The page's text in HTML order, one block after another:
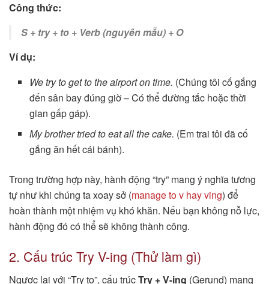
Công thức:
S + try + to + Verb (nguyên mẫu) + O
Ví dụ:
We try to get to the airport on time. (Chúng tôi cố gắng
đến sân bay đúng giờ – Có thể đường tắc hoặc thời
gian gấp gáp).
My brother tried to eat all the cake. (Em trai tôi đã cố
gắng ăn hết cái bánh).
Trong trường hợp này, hành động “try” mang ý nghĩa tương
tự như khi chúng ta xoay sở (manage to v hay ving) để
hoàn thành một nhiệm vụ khó khăn. Nếu bạn không nỗ lực,
hành động đó có thể sẽ không thành công.
2. Cấu trúc Try V-ing (Thử làm gì)
Ngược lại với “Try to”, cấu trúcTry + V-ing (Gerund) mang